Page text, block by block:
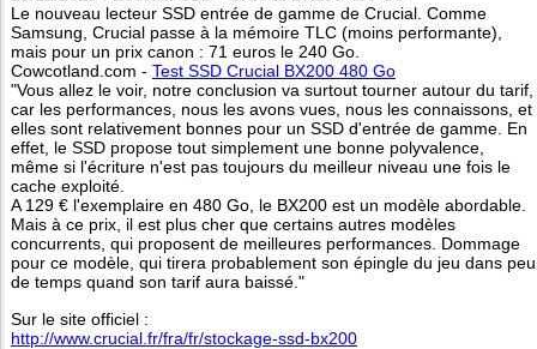
Le nouveau lecteur SSD entrée de gamme de Crucial. Comme
Samsung, Crucial passe à la mémoire TLC (moins performante),
mais pour un prix canon : 71 euros le 240 Go.
Cowcotland.com - Test SSD Crucial BX200 480 Go
"Vous allez le voir, notre conclusion va surtout tourner autour du tarif,
car les performances, nous les avons vues, nous les connaissons, et
elles sont relativement bonnes pour un SSD d'entrée de gamme. En
effet, le SSD propose tout simplement une bonne polyvalence,
même si l'écriture n'est pas toujours du meilleur niveau une fois le
cache exploité.
A 129 € l'exemplaire en 480 Go, le BX200 est un modèle abordable.
Mais à ce prix, il est plus cher que certains autres modèles
concurrents, qui proposent de meilleures performances. Dommage
pour ce modèle, qui tirera probablement son épingle du jeu dans peu
de temps quand son tarif aura baissé."
Sur le site officiel :
http://www.crucial.fr/fra/fr/stockage-ssd-bx200